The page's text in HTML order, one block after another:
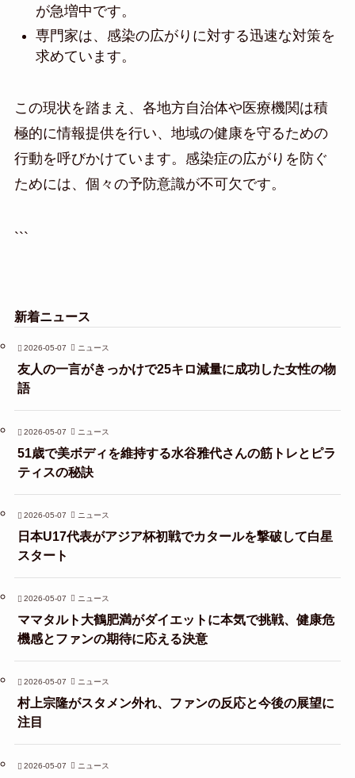
が急増中です。
専門家は、感染の広がりに対する迅速な対策を
求めています。
この現状を踏まえ、各地方自治体や医療機関は積
極的に情報提供を行い、地域の健康を守るための
行動を呼びかけています。感染症の広がりを防ぐ
ためには、個々の予防意識が不可欠です。
```
新着ニュース
2026-05-07 ニュース
友人の一言がきっかけで25キロ減量に成功した女性の物
語
2026-05-07 ニュース
51歳で美ボディを維持する水谷雅代さんの筋トレとピラ
ティスの秘訣
2026-05-07 ニュース
日本U17代表がアジア杯初戦でカタールを撃破して白星
スタート
2026-05-07 ニュース
ママタルト大鶴肥満がダイエットに本気で挑戦、健康危
機感とファンの期待に応える決意
2026-05-07 ニュース
村上宗隆がスタメン外れ、ファンの反応と今後の展望に
注目
2026-05-07 ニュース